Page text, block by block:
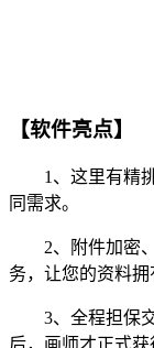
【软件亮点】
1、这里有精挑
同需求。
2、附件加密、
务，让您的资料拥
3、全程担保交